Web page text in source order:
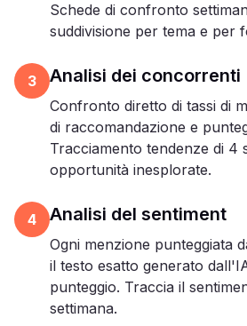
Schede di confronto
suddivisione per tema e per
3 Analisi dei concorrenti
Confronto diretto di tassi di
di raccomandazione e
Tracciamento tendenze di 4
opportunità inesplorate.
4 Analisi del sentiment
Ogni menzione punteggiata
il testo esatto generato
punteggio. Traccia il
settimana.